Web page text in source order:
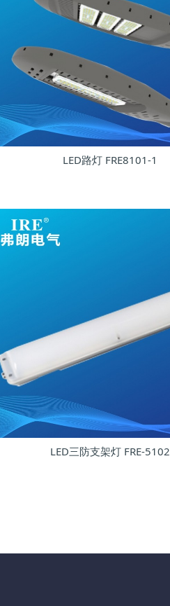
LED路灯 FRE8101-1
LED三防支架灯 FRE-5102